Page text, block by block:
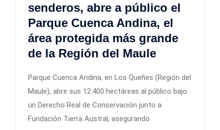
senderos, abre a público el
Parque Cuenca Andina, el
área protegida más grande
de la Región del Maule
Parque Cuenca Andina, en Los Queñes (Región del
Maule), abre sus 12.400 hectáreas al público bajo
un Derecho Real de Conservación junto a
Fundación Tierra Austral, asegurando